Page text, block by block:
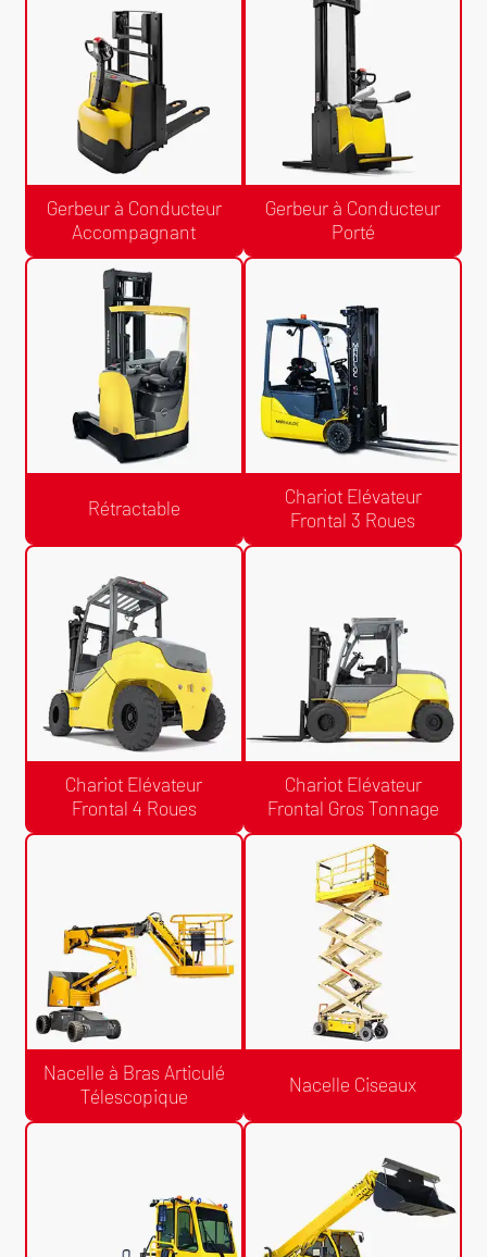
Préparateur de Commandes au
Sol à Conducteur Porté
Transpalette
Devis Gratuit /24h
Gerbeur à Conducteur
Accompagnant
Gerbeur à Conducteur
Accompagnant
Devis Gratuit /24h
Gerbeur à Conducteur Porté
Gerbeur à Conducteur
Porté
Devis Gratuit /24h
Rétractable
Rétractable
Devis Gratuit /24h
Chariot Elévateur Frontal 3 Roues
Chariot Elévateur
Frontal 3 Roues
Devis Gratuit /24h
Chariot Elévateur
Frontal 4 Roues
Devis Gratuit /24h
Chariot Elévateur Frontal Gros
Tonnage
Chariot Elévateur
Frontal Gros Tonnage
Devis Gratuit /24h
Télescopique
Nacelle à Bras Articulé
Télescopique
Devis Gratuit /24h
Nacelle Ciseaux
Nacelle Ciseaux